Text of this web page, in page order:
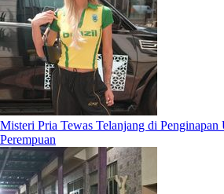
Misteri Pria Tewas Telanjang di Penginapan
Perempuan